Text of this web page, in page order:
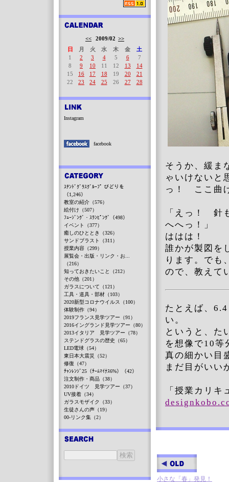
そうか、緩ま
ゃいけないと
っ！ ここ曲
「えっ！ 針
へへっ！」
ははは！
誰かが製図を
ります。でも
ので、教えて
たとえば、
い。
というと、た
を想像で10等
真の細かい目
まだ目がいい
「授業カリ
小さな「春」発見！
<< 2009/02 >>
日
月 火 水 木 金
土
1
2 3 4 5 6
7
8
9 10 11 12 13
14
15
16 17 18 19 20
21
22
23 24 25 26 27 28
Instagram
facebook
ｽﾃﾝﾄﾞｸﾞﾗｽｸﾞﾙｰﾌﾟ びどりを
（1,246）
教室の紹介（576）
絵付け（507）
ﾌｭｰｼﾞﾝｸﾞ・ｽﾗﾝﾋﾟﾝｸﾞ（498）
イベント（377）
癒しのひととき（326）
サンドブラスト（311）
授業内容（299）
展覧会・出版・リンク・お...
（216）
知っておきたいこと（212）
その他（201）
ガラスについて（121）
工具・道具・部材（103）
2020新型コロナウイルス（100）
体験制作（94）
2019フランス見学ツアー（91）
2016イングランド見学ツアー（80）
2013イタリア 見学ツアー（78）
ステンドグラスの歴史（65）
LED電球（54）
東日本大震災（52）
修復（47）
ﾁｬﾝﾚﾝｼﾞ25（ﾁｰﾑﾏｲﾅｽ6%）（42）
注文制作・商品（38）
2010ドイツ 見学ツアー（37）
UV接着（34）
ガラスモザイク（33）
生徒さんの声（19）
00-リンク集（2）